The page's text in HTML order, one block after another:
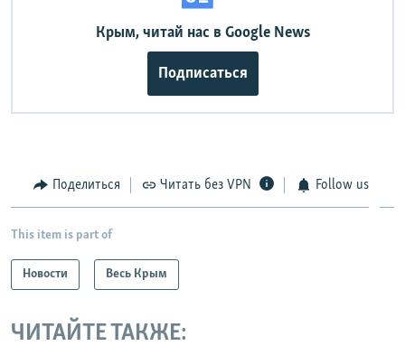
Крым, читай нас в Google News
Подписаться
Поделиться Читать без VPN Follow us
This item is part of
Новости Весь Крым
ЧИТАЙТЕ ТАКЖЕ: